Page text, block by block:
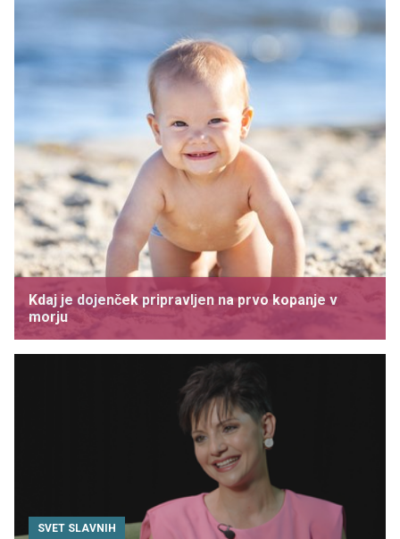
Kdaj je dojenček pripravljen na prvo kopanje v
morju
SVET SLAVNIH